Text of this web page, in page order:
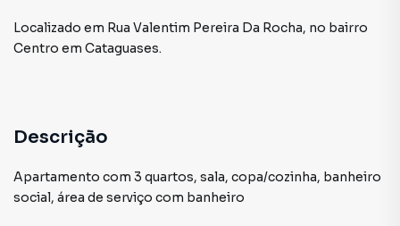
Localizado em Rua Valentim Pereira Da Rocha, no bairro
Centro em Cataguases.
Descrição
Apartamento com 3 quartos, sala, copa/cozinha, banheiro
social, área de serviço com banheiro